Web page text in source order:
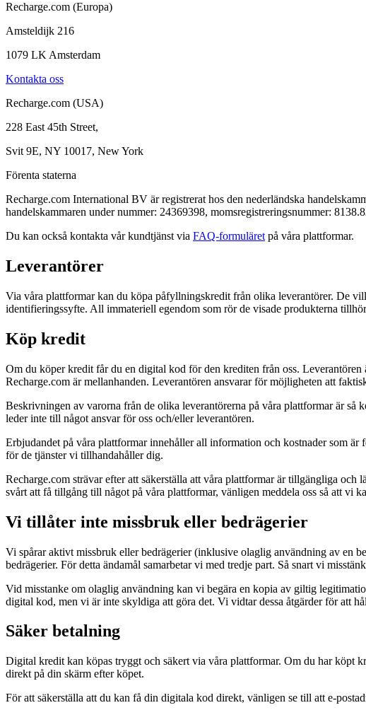
Recharge.com (Europa)
Amsteldijk 216
1079 LK Amsterdam
Kontakta oss
Recharge.com (USA)
228 East 45th Street,
Svit 9E, NY 10017, New York
Förenta staterna
Recharge.com International BV är registrerat hos den nederländska
handelskammaren under nummer: 24369398, momsregistreringsnummer:
Du kan också kontakta vår kundtjänst via FAQ-formuläret på våra plattformar.
Leverantörer
Via våra plattformar kan du köpa påfyllningskredit från olika leverantörer. De
identifieringssyfte. All immateriell egendom som rör de visade produkterna
Köp kredit
Om du köper kredit får du en digital kod för den krediten från oss.
Recharge.com är mellanhanden. Leverantören ansvarar för möjligheten att
Beskrivningen av varorna från de olika leverantörerna på våra plattformar är
leder inte till något ansvar för oss och/eller leverantören.
Erbjudandet på våra plattformar innehåller all information och kostnader som
för de tjänster vi tillhandahåller dig.
Recharge.com strävar efter att säkerställa att våra plattformar är tillgängliga
svårt att få tillgång till något på våra plattformar, vänligen meddela oss så att vi
Vi tillåter inte missbruk eller bedrägerier
Vi spårar aktivt missbruk eller bedrägerier (inklusive olaglig användning av en
bedrägerier. För detta ändamål samarbetar vi med tredje part. Så snart vi
Vid misstanke om olaglig användning kan vi begära en kopia av giltig
digital kod, men vi är inte skyldiga att göra det. Vi vidtar dessa åtgärder för att
Säker betalning
Digital kredit kan köpas tryggt och säkert via våra plattformar. Om du har köpt
direkt på din skärm efter köpet.
För att säkerställa att du kan få din digitala kod direkt, vänligen se till att e-